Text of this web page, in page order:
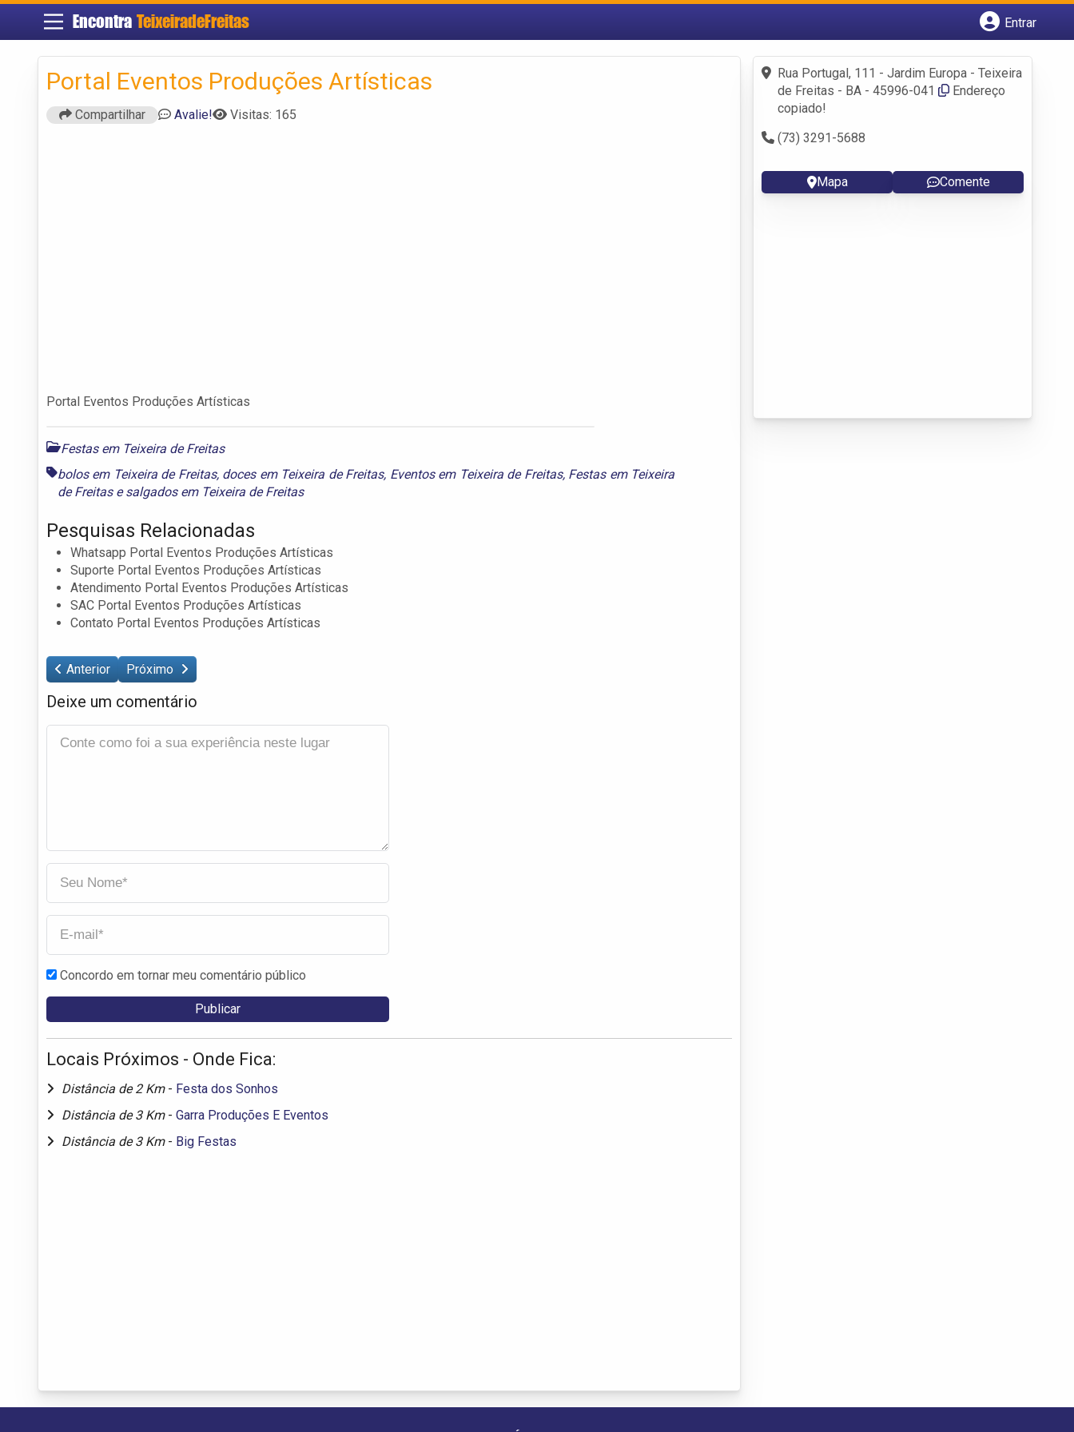
Encontra TeixeiradeFreitas
Entrar
Fazer login
Criar conta
Portal Eventos Produções Artísticas
Compartilhar Avalie! Visitas: 165
Portal Eventos Produções Artísticas
Festas em Teixeira de Freitas
bolos em Teixeira de Freitas, doces em Teixeira de Freitas, Eventos em Teixeira de Freitas, Festas em Teixeira
de Freitasesalgados em Teixeira de Freitas
Pesquisas Relacionadas
Whatsapp Portal Eventos Produções Artísticas
Suporte Portal Eventos Produções Artísticas
Atendimento Portal Eventos Produções Artísticas
SAC Portal Eventos Produções Artísticas
Contato Portal Eventos Produções Artísticas
Anterior Próximo
Deixe um comentário
Concordo em tornar meu comentário público
Locais Próximos - Onde Fica:
Distância de 2 Km - Festa dos Sonhos
Distância de 3 Km - Garra Produções E Eventos
Distância de 3 Km - Big Festas
Rua Portugal, 111 - Jardim Europa - Teixeira
de Freitas - BA - 45996-041
Endereço
copiado!
(73) 3291-5688
Mapa Comente